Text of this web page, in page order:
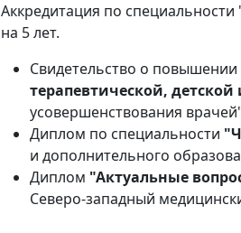
Аккредитация по специальности
на 5 лет.
Свидетельство о
терапевтической,
усовершенствования
Диплом по специальности
и дополнительного
Диплом "Актуальные
Северо-западный